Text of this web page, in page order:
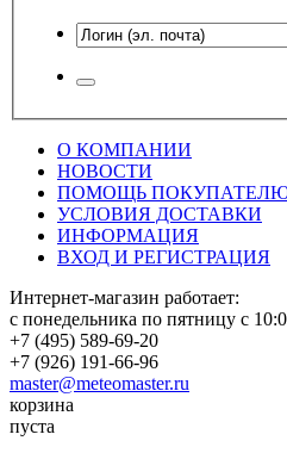
О КОМПАНИИ
НОВОСТИ
ПОМОЩЬ
УСЛОВИЯ ДОСТАВКИ
ИНФОРМАЦИЯ
ВХОД И РЕГИСТРАЦИЯ
Интернет-магазин работает:
с понедельника по пятницу с
+7 (495) 589-69-20
+7 (926) 191-66-96
master@meteomaster.ru
корзина
пуста